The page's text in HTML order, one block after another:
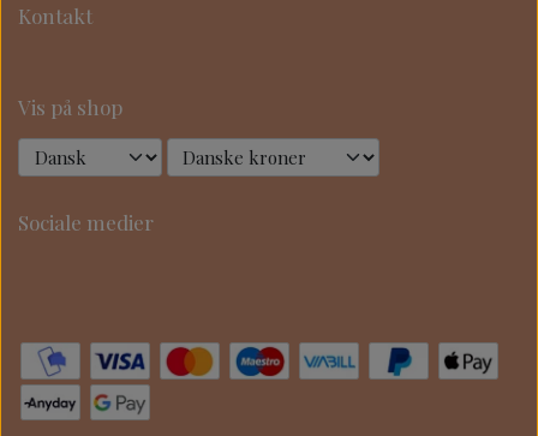
Kontakt
Vis på shop
Sociale medier